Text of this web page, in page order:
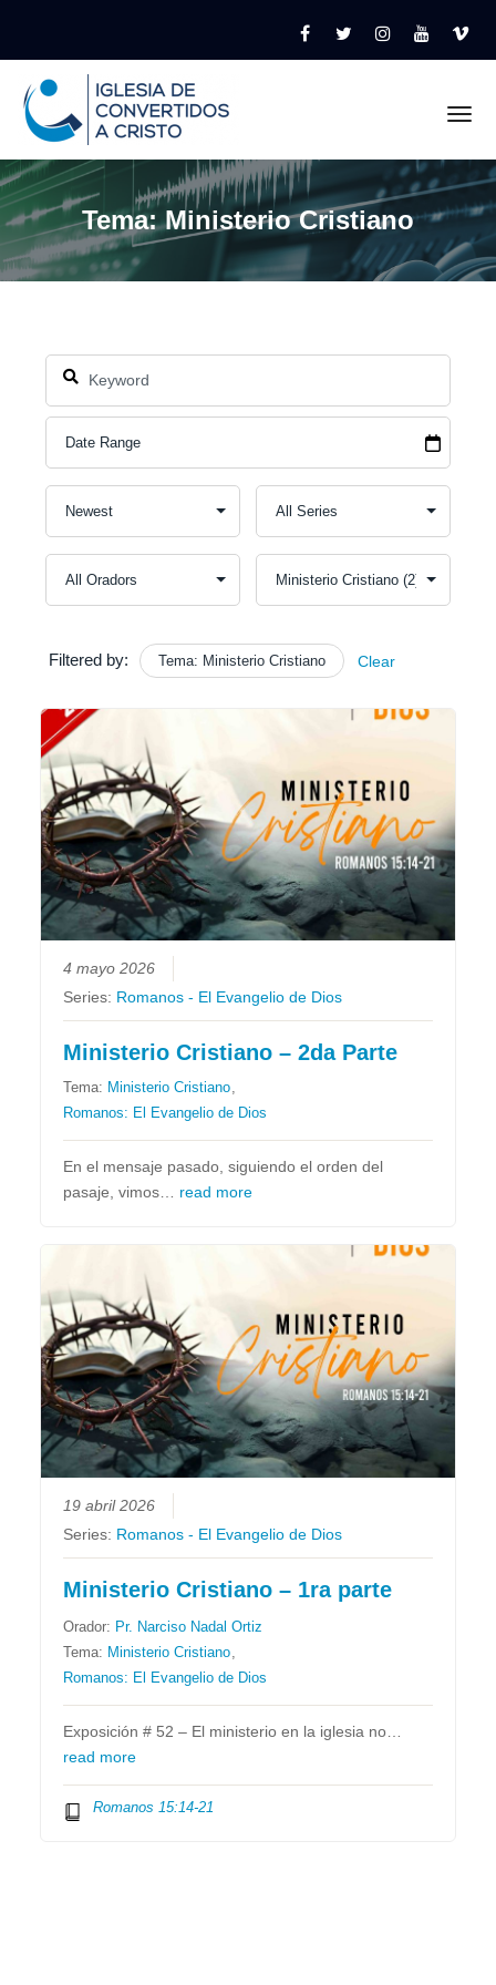
Tema: Ministerio Cristiano
Filtered by: Tema: Ministerio Cristiano Clear
4 mayo 2026
Series: Romanos - El Evangelio de Dios
Ministerio Cristiano – 2da Parte
Tema: Ministerio Cristiano,
Romanos: El Evangelio de Dios
En el mensaje pasado, siguiendo el orden del
pasaje, vimos… read more
19 abril 2026
Series: Romanos - El Evangelio de Dios
Ministerio Cristiano – 1ra parte
Orador: Pr. Narciso Nadal Ortiz
Tema: Ministerio Cristiano
Romanos: El Evangelio de Dios
Exposición # 52 – El ministerio en la iglesia no…
read more
Romanos 15:14-21